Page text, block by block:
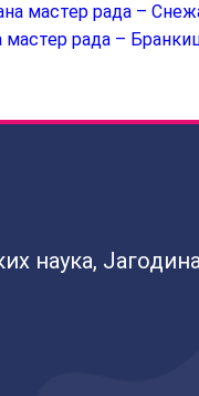
мастер рада –
мастер рада –
наука, Јагодина